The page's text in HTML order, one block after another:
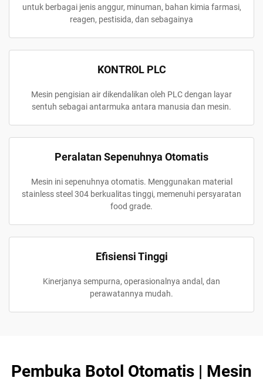
untuk berbagai jenis anggur, minuman, bahan kimia farmasi,
reagen, pestisida, dan sebagainya
KONTROL PLC
Mesin pengisian air dikendalikan oleh PLC dengan layar
sentuh sebagai antarmuka antara manusia dan mesin.
Peralatan Sepenuhnya Otomatis
Mesin ini sepenuhnya otomatis. Menggunakan material
stainless steel 304 berkualitas tinggi, memenuhi persyaratan
food grade.
Efisiensi Tinggi
Kinerjanya sempurna, operasionalnya andal, dan
perawatannya mudah.
Pembuka Botol Otomatis | Mesin